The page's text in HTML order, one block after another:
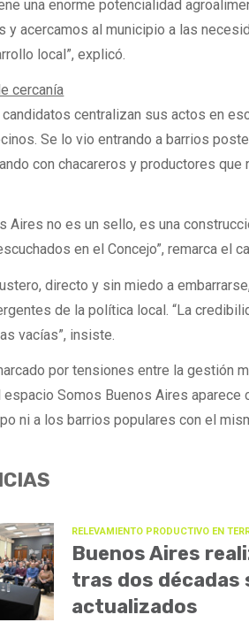
una enorme potencialidad
y acercamos al municipio a las
local”, explicó.
cercanía
centralizan sus actos en
Se lo vio entrando a barrios
con chacareros y productores
Aires no es un sello, es una
en el Concejo”, remarca el
directo y sin miedo a
de la política local. “La
vacías”, insiste.
por tensiones entre la gestión
espacio Somos Buenos Aires aparece
ni a los barrios populares con el
RELEVAMIENTO PRODUCTIVO EN
Buenos Aires
tras dos décadas
actualizados